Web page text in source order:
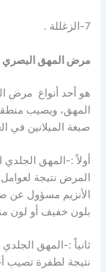
7-الزغللة .
مرض المهق البصري (
المهق، ويصيب
صبغة الميلانين في
أولاً :-المهق
المرض نتيجة لعوامل
الأنزيم مسؤول عن
بلون خفيف أو لون
ثانياً :-المهق
نتيجة لطفرة تصيب